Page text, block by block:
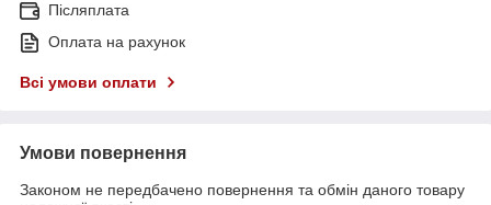
Післяплата
Оплата на рахунок
Всі умови оплати
Умови повернення
Законом не передбачено повернення та обмін даного товару